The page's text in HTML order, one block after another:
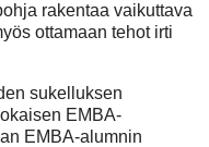
rakentaa vaikuttava
ottamaan tehot irti
sukelluksen
EMBA-
EMBA-alumnin